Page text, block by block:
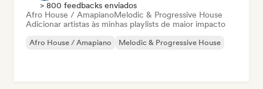
> 800 feedbacks enviados
Afro House / AmapianoMelodic & Progressive House
Adicionar artistas às minhas playlists de maior impacto
Afro House / Amapiano Melodic & Progressive House